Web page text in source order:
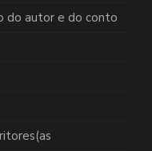
do autor e do conto